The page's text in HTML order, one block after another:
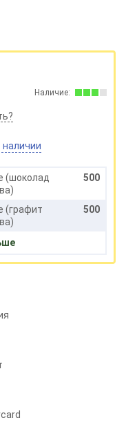
Наличие:
наличии
(шоколад
500
(графит
500
(каштан